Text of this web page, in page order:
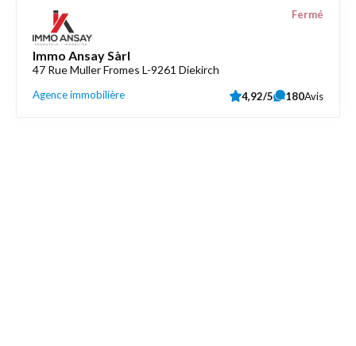
Immo Ansay Sàrl
47 Rue Muller Fromes L-9261 Diekirch
Agence immobilière
Fermé
4,92/5 180Avis